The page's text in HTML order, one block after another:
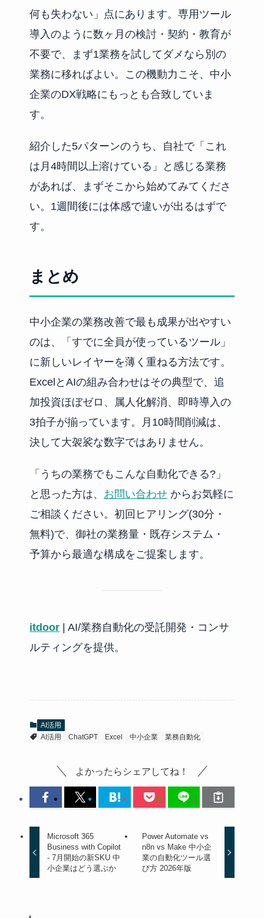
何も失わない」点にあります。専用ツール
導入のように数ヶ月の検討・契約・教育が
不要で、まず1業務を試してダメなら別の
業務に移ればよい。この機動力こそ、中小
企業のDX戦略にもっとも合致していま
す。
紹介した5パターンのうち、自社で「これ
は月4時間以上溶けている」と感じる業務
があれば、まずそこから始めてみてくださ
い。1週間後には体感で違いが出るはずで
す。
まとめ
中小企業の業務改善で最も成果が出やすい
のは、「すでに全員が使っているツール」
に新しいレイヤーを薄く重ねる方法です。
ExcelとAIの組み合わせはその典型で、追
加投資ほぼゼロ、属人化解消、即時導入の
3拍子が揃っています。月10時間削減は、
決して大袈裟な数字ではありません。
「うちの業務でもこんな自動化できる?」
と思った方は、 お問い合わせ からお気軽に
ご相談ください。初回ヒアリング(30分・
無料)で、御社の業務量・既存システム・
予算から最適な構成をご提案します。
itdoor | AI/業務自動化の受託開発・コンサ
ルティングを提供。
AI活用
AI活用
ChatGPT Excel 中小企業 業務自動化
よかったらシェアしてね！
Microsoft 365
Business with Copilot
- 7月開始の新SKU 中
小企業はどう選ぶか
Power Automate vs
n8n vs Make 中小企
業の自動化ツール選
び方 2026年版